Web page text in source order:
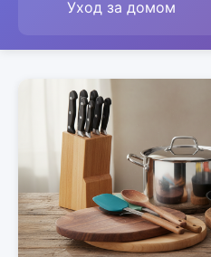
Уход за домом